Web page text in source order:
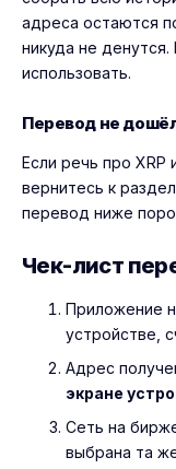
адреса остаются
никуда не
использовать.
Перевод не
Если речь про
вернитесь к
перевод ниже
Чек-лист
Приложение
устройстве,
Адрес
экране
Сеть на
выбрана та